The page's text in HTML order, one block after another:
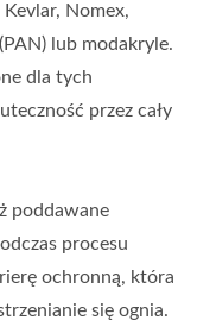
Nomex,
lub modakryle.
dla tych
przez cały
poddawane
procesu
ochronną, która
się ognia.